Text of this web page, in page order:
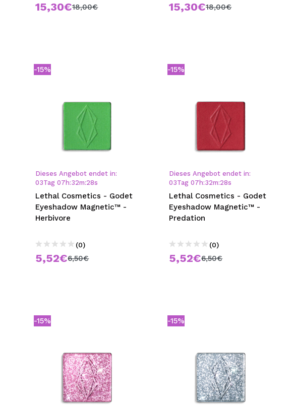
15,30€18,00€ 15,30€18,00€
-15%
Dieses Angebot endet in:
03Tag 07 h:32m:28s
Lethal Cosmetics - Godet
Eyeshadow Magnetic™ -
Herbivore
(0)
5,52€6,50€
-15%
Dieses Angebot endet in:
03Tag 07 h:32m:28s
Lethal Cosmetics - Godet
Eyeshadow Magnetic™ -
Predation
(0)
5,52€6,50€
-15% -15%